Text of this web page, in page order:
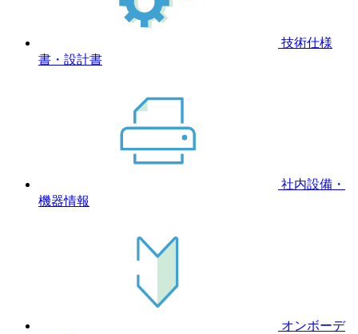
技術仕様
書・設計書
社内設備・
機器情報
オンボーデ